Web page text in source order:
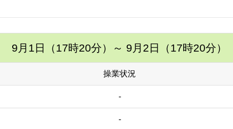
9月1日（17時20分） ～ 9月2日（17時20分）
操業状況
-
-